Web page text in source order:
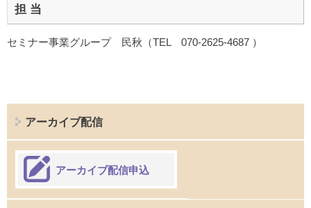
担 当
セミナー事業グループ 民秋（TEL 070-2625-4687 ）
アーカイブ配信
アーカイブ配信申込